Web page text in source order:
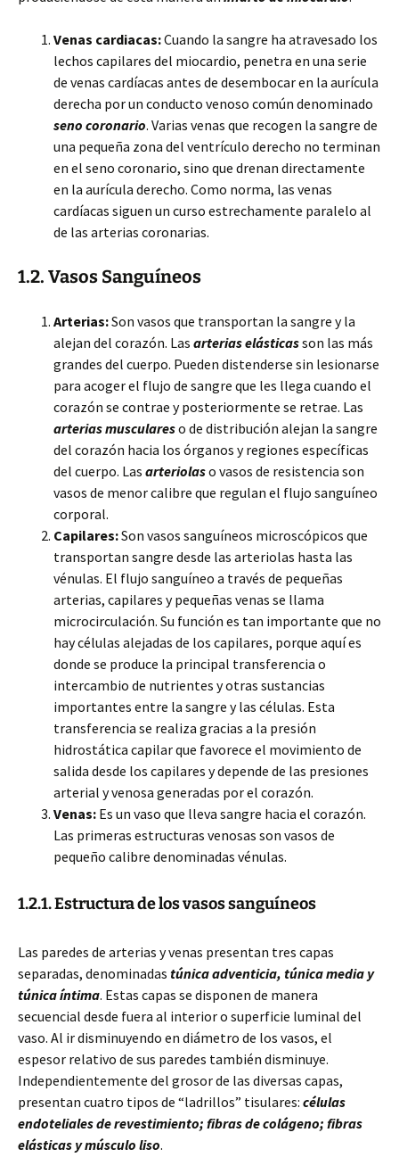
Venas cardiacas:Cuando la sangre ha atravesado los
lechos capilares del miocardio, penetra en una serie
de venas cardíacas antes de desembocar en la aurícula
derecha por un conducto venoso común denominado
seno coronario. Varias venas que recogen la sangre de
una pequeña zona del ventrículo derecho no terminan
en el seno coronario, sino que drenan directamente
en la aurícula derecho. Como norma, las venas
cardíacas siguen un curso estrechamente paralelo al
de las arterias coronarias.
1.2. Vasos Sanguíneos
Arterias:Son vasos que transportan la sangre y la
alejan del corazón. Las arterias elásticasson las más
grandes del cuerpo. Pueden distenderse sin lesionarse
para acoger el flujo de sangre que les llega cuando el
corazón se contrae y posteriormente se retrae. Las
arterias musculareso de distribución alejan la sangre
del corazón hacia los órganos y regiones específicas
del cuerpo. Las arteriolaso vasos de resistencia son
vasos de menor calibre que regulan el flujo sanguíneo
corporal.
Capilares:Son vasos sanguíneos microscópicos que
transportan sangre desde las arteriolas hasta las
vénulas. El flujo sanguíneo a través de pequeñas
arterias, capilares y pequeñas venas se llama
microcirculación. Su función es tan importante que no
hay células alejadas de los capilares, porque aquí es
donde se produce la principal transferencia o
intercambio de nutrientes y otras sustancias
importantes entre la sangre y las células. Esta
transferencia se realiza gracias a la presión
hidrostática capilar que favorece el movimiento de
salida desde los capilares y depende de las presiones
arterial y venosa generadas por el corazón.
Venas: Es un vaso que lleva sangre hacia el corazón.
Las primeras estructuras venosas son vasos de
pequeño calibre denominadas vénulas.
1.2.1. Estructura de los vasos sanguíneos
Las paredes de arterias y venas presentan tres capas
separadas, denominadas túnica adventicia, túnica media y
túnica íntima. Estas capas se disponen de manera
secuencial desde fuera al interior o superficie luminal del
vaso. Al ir disminuyendo en diámetro de los vasos, el
espesor relativo de sus paredes también disminuye.
Independientemente del grosor de las diversas capas,
presentan cuatro tipos de “ladrillos” tisulares: células
endoteliales de revestimiento; fibras de colágeno; fibras
elásticas y músculo liso.